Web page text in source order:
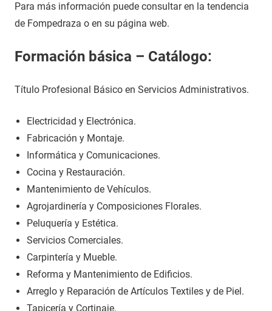
Para más información puede consultar en la tendencia
de Fompedraza o en su página web.
Formación básica – Catálogo:
Título Profesional Básico en Servicios Administrativos.
Electricidad y Electrónica.
Fabricación y Montaje.
Informática y Comunicaciones.
Cocina y Restauración.
Mantenimiento de Vehículos.
Agrojardinería y Composiciones Florales.
Peluquería y Estética.
Servicios Comerciales.
Carpintería y Mueble.
Reforma y Mantenimiento de Edificios.
Arreglo y Reparación de Artículos Textiles y de Piel.
Tapicería y Cortinaje.